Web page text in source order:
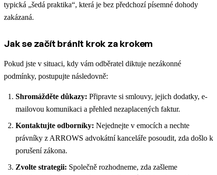
typická „šedá praktika“, která je bez předchozí písemné dohody
zakázaná.
Jak se začít bránit krok za krokem
Pokud jste v situaci, kdy vám odběratel diktuje nezákonné
podmínky, postupujte následovně:
Shromážděte důkazy: Připravte si smlouvy, jejich dodatky, e-
mailovou komunikaci a přehled nezaplacených faktur.
Kontaktujte odborníky: Nejednejte v emocích a nechte
právníky z ARROWS advokátní kanceláře posoudit, zda došlo k
porušení zákona.
Zvolte strategii: Společně rozhodneme, zda zašleme